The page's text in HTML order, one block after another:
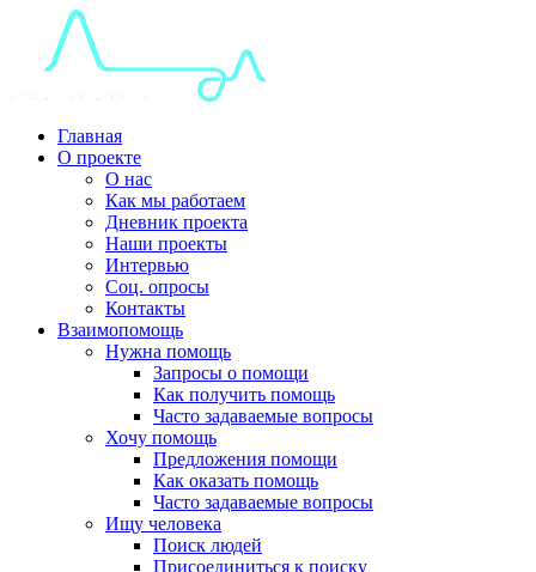
Главная
О проекте
О нас
Как мы работаем
Дневник проекта
Наши проекты
Интервью
Соц. опросы
Контакты
Взаимопомощь
Нужна помощь
Запросы о помощи
Как получить помощь
Часто задаваемые вопросы
Хочу помощь
Предложения помощи
Как оказать помощь
Часто задаваемые вопросы
Ищу человека
Поиск людей
Присоединиться к поиску